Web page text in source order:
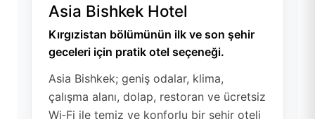
Asia Bishkek Hotel
Kırgızistan bölümünün ilk ve son şehir
geceleri için pratik otel seçeneği.
Asia Bishkek; geniş odalar, klima,
çalışma alanı, dolap, restoran ve ücretsiz
Wi‑Fi ile temiz ve konforlu bir şehir oteli